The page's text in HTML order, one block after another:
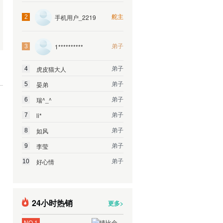
2 手机用户_2219 舵主
3 1********** 弟子
4 虎皮猫大人 弟子
5 晏弟 弟子
6 瑞^_^ 弟子
7 li* 弟子
8 如风 弟子
9 李莹 弟子
10 好心情 弟子
24小时热销 更多>